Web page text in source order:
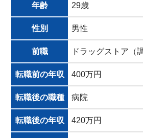
年齢 29歳
性別 男性
前職 ドラッグストア（
転職前の年収 400万円
転職後の職種 病院
転職後の年収 420万円